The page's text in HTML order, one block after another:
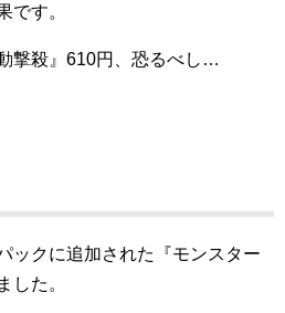
です。
撃殺』610円、恐るべし…
ックに追加された『モンスター
した。